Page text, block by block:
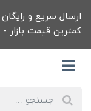
ارسال سریع و
کمترین قیمت بازار - مشاوره